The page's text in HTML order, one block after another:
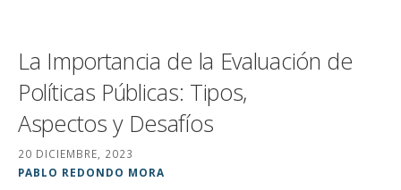
La Importancia de la Evaluación de
Políticas Públicas: Tipos,
Aspectos y Desafíos
20 DICIEMBRE, 2023
PABLO REDONDO MORA